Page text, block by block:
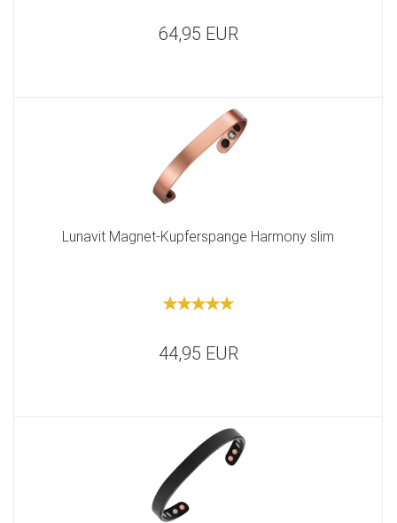
64,95 EUR
Lunavit Magnet-Kupferspange Harmony slim
44,95 EUR